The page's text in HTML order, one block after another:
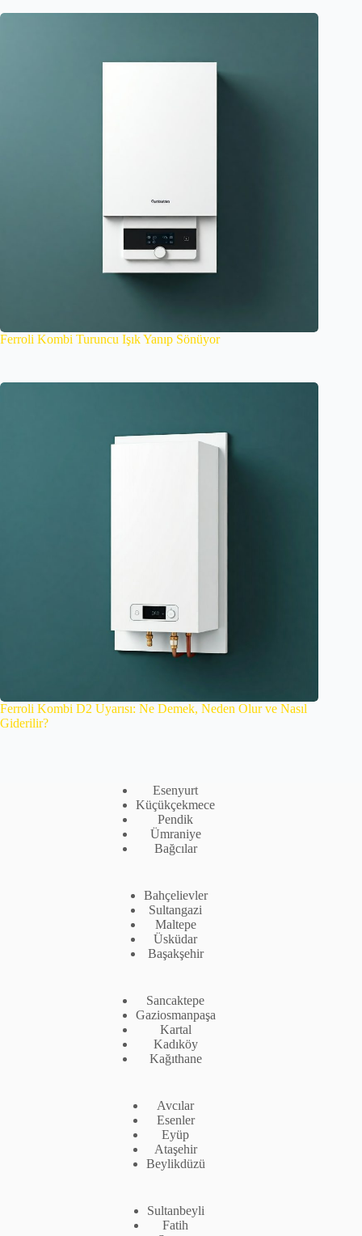
Ferroli Kombi Turuncu Işık Yanıp Sönüyor
Ferroli Kombi D2 Uyarısı: Ne Demek, Neden Olur ve Nasıl
Giderilir?
Esenyurt
Küçükçekmece
Pendik
Ümraniye
Bağcılar
Bahçelievler
Sultangazi
Maltepe
Üsküdar
Başakşehir
Sancaktepe
Gaziosmanpaşa
Kartal
Kadıköy
Kağıthane
Avcılar
Esenler
Eyüp
Ataşehir
Beylikdüzü
Sultanbeyli
Fatih